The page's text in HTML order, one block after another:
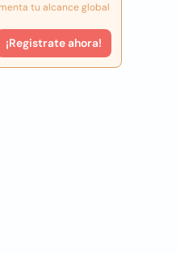
tu alcance global
¡Registrate ahora!